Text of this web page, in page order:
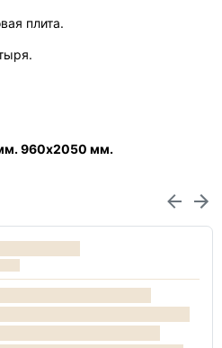
плита.
960х2050 мм.